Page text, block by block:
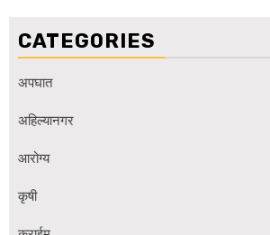
CATEGORIES
अपघात
अहिल्यानगर
आरोग्य
कृषी